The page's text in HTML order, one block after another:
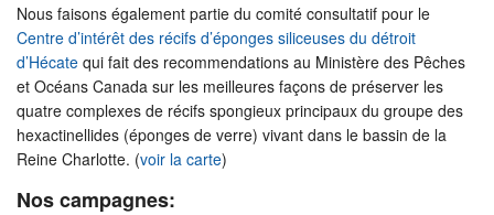
Nous faisons également partie du comité consultatif pour le
Centre d’intérêt des récifs d’éponges siliceuses du détroit
d’Hécate qui fait des recommendations au Ministère des Pêches
et Océans Canada sur les meilleures façons de préserver les
quatre complexes de récifs spongieux principaux du groupe des
hexactinellides (éponges de verre) vivant dans le bassin de la
Reine Charlotte. (voir la carte)
Nos campagnes: